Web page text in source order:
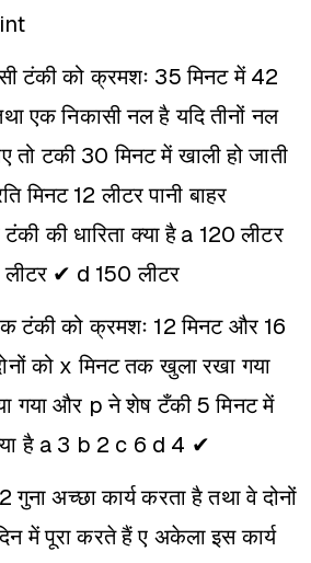
टंकी को क्रमशः 35 मिनट में 42
एक निकासी नल है यदि तीनों नल
तो टकी 30 मिनट में खाली हो जाती
मिनट 12 लीटर पानी बाहर
की धारिता क्या है a 120 लीटर
✔ d 150 लीटर
टंकी को क्रमशः 12 मिनट और 16
को x मिनट तक खुला रखा गया
गया और p ने शेष टँकी 5 मिनट में
है a 3 b 2 c 6 d 4 ✔
गुना अच्छा कार्य करता है तथा वे दोनों
में पूरा करते हैं ए अकेला इस कार्य